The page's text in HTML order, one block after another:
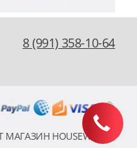
8 (991) 358-10-64
HOUSEWATCH